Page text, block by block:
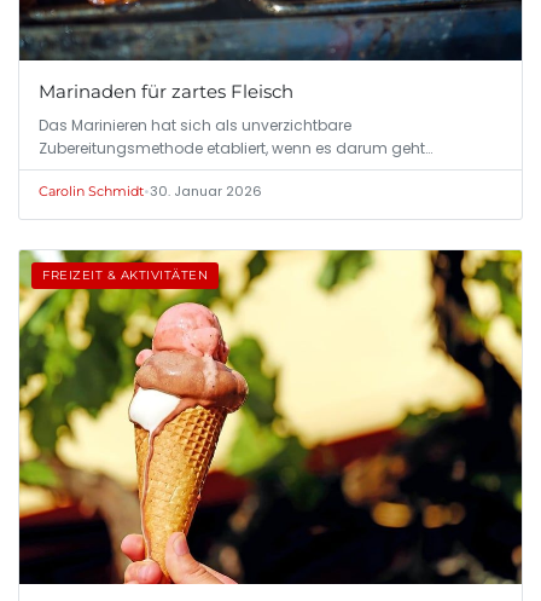
Marinaden für zartes Fleisch
Das Marinieren hat sich als unverzichtbare
Zubereitungsmethode etabliert, wenn es darum geht…
Carolin Schmidt•30. Januar 2026
FREIZEIT & AKTIVITÄTEN